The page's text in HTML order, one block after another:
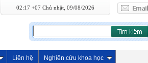
02:17 +07 Chủ nhật, 09/08/2026
Liên hệ Nghiên cứu khoa học